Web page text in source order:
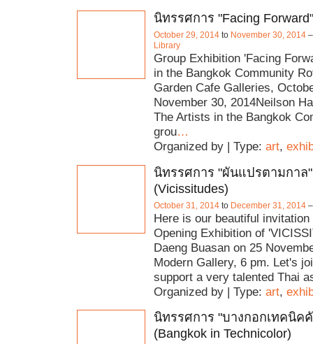
นิทรรศการ "Facing Forward"
October 29, 2014 to November 30, 2014
Library
Group Exhibition 'Facing
in the Bangkok Community
Garden Cafe Galleries,
November 30, 2014Neilson
The Artists in the Bangkok
grou…
Organized by | Type: art,
นิทรรศการ "ผันแปรตามกาล"
(Vicissitudes)
October 31, 2014 to December 31, 2014
Here is our beautiful
Opening Exhibition of
Daeng Buasan on 25
Modern Gallery, 6 pm. Let's
support a very talented Thai
Organized by | Type: art,
นิทรรศการ "บางกอกเทคนิค
(Bangkok in Technicolor)